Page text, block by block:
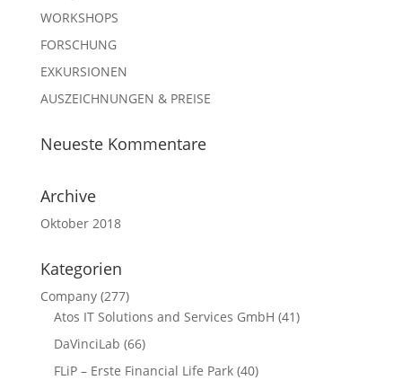
WORKSHOPS
FORSCHUNG
EXKURSIONEN
AUSZEICHNUNGEN & PREISE
Neueste Kommentare
Archive
Oktober 2018
Kategorien
Company(277)
Atos IT Solutions and Services GmbH (41)
DaVinciLab (66)
FLiP – Erste Financial Life Park(40)